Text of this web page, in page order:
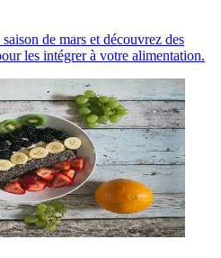
de mars et découvrez des
les intégrer à votre alimentation.